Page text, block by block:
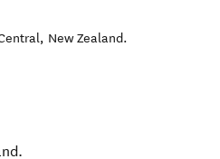
, New Zealand.